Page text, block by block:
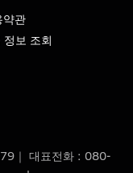
관
보 조회
｜ 대표전화 : 080-